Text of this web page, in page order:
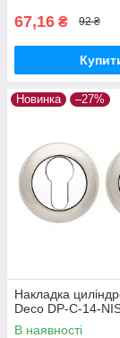
67,16 ₴ 92 ₴
Новинка –27%
Накладка
Deco DP-C-14-
В наявності